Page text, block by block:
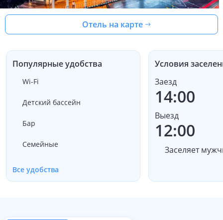
Отель на карте
Популярные удобства
Wi-Fi
Детский бассейн
Бар
Семейные
Все удобства
Условия
Заезд
14:00
Выезд
12:00
Заселяет